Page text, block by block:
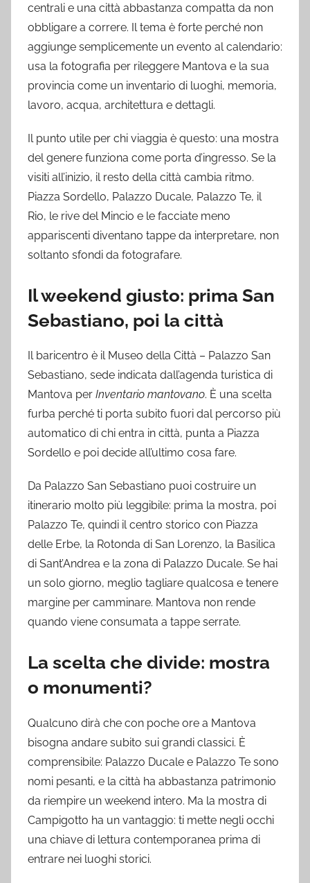
centrali e una città abbastanza compatta da non
obbligare a correre. Il tema è forte perché non
aggiunge semplicemente un evento al calendario:
usa la fotografia per rileggere Mantova e la sua
provincia come un inventario di luoghi, memoria,
lavoro, acqua, architettura e dettagli.
Il punto utile per chi viaggia è questo: una mostra
del genere funziona come porta d’ingresso. Se la
visiti all’inizio, il resto della città cambia ritmo.
Piazza Sordello, Palazzo Ducale, Palazzo Te, il
Rio, le rive del Mincio e le facciate meno
appariscenti diventano tappe da interpretare, non
soltanto sfondi da fotografare.
Il weekend giusto: prima San
Sebastiano, poi la città
Il baricentro è il Museo della Città – Palazzo San
Sebastiano, sede indicata dall’agenda turistica di
Mantova per Inventario mantovano. È una scelta
furba perché ti porta subito fuori dal percorso più
automatico di chi entra in città, punta a Piazza
Sordello e poi decide all’ultimo cosa fare.
Da Palazzo San Sebastiano puoi costruire un
itinerario molto più leggibile: prima la mostra, poi
Palazzo Te, quindi il centro storico con Piazza
delle Erbe, la Rotonda di San Lorenzo, la Basilica
di Sant’Andrea e la zona di Palazzo Ducale. Se hai
un solo giorno, meglio tagliare qualcosa e tenere
margine per camminare. Mantova non rende
quando viene consumata a tappe serrate.
La scelta che divide: mostra
o monumenti?
Qualcuno dirà che con poche ore a Mantova
bisogna andare subito sui grandi classici. È
comprensibile: Palazzo Ducale e Palazzo Te sono
nomi pesanti, e la città ha abbastanza patrimonio
da riempire un weekend intero. Ma la mostra di
Campigotto ha un vantaggio: ti mette negli occhi
una chiave di lettura contemporanea prima di
entrare nei luoghi storici.